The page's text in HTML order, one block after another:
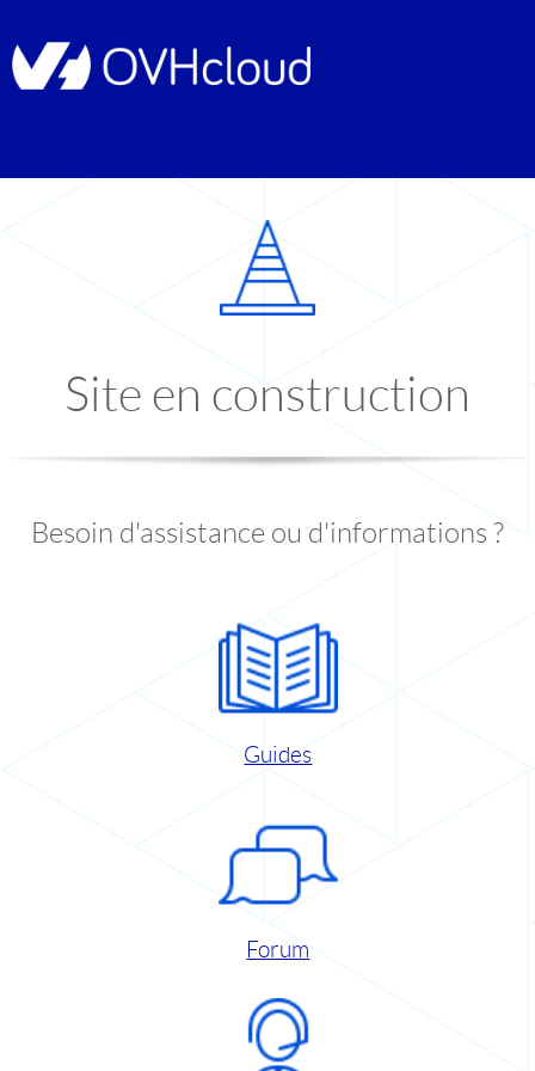
Site en construction
Besoin d'assistance ou d'informations ?
Guides
Forum